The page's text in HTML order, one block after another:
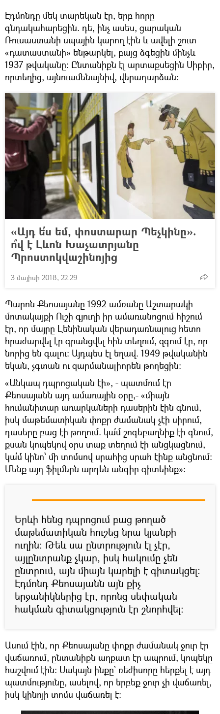
Էդմոնդը մեկ տարեկան էր, երբ հորը
գնդակահարեցին. դե, ինչ ասես, ցարական
Ռուսաստանի սպային կարող էին և ավելի շուտ
«դատաստանի» ենթարկել, բայց ձգեցին մինչև
1937 թվականը։ Ընտանիքն էլ արտաքսեցին Սիբիր,
որտեղից, այնուամենայնիվ, վերադարձան։
«Այդ ե՛ս եմ, փոստարար Պեչկինը».
ո՞վ է Լևոն Խաչատրյանը
Պրոստոկվաշինոյից
3 մայիսի 2018, 22:29
Պարոն Քեոսայանը 1992 ամռանը Աշտարակի
մոտակայքի Ուշի գյուղի իր ամառանոցում հիշում
էր, որ մայրը Լենինական վերադառնալուց հետո
հրաժարվել էր գրանցվել հին տեղում, զգում էր, որ
նորից են գալու։ Այդպես էլ եղավ. 1949 թվականին
եկան, չգտան ու զարմանալիորեն թողեցին։
«Անկապ դպրոցական էի», - պատմում էր
Քեոսայանն այդ ամառային օրը,- «միայն
հումանիտար առարկաների դասերին էին գնում,
իսկ մաթեմատիկան փոքր ժամանակ չէի սիրում,
դասերը բաց էի թողում. կա՛մ շոգեբաղնիք էի գնում,
քսան կոպեկով օրս տաք տեղում էի անցկացնում,
կա՛մ կինո՝ մի տոմսով սրահից սրահ էինք անցնում։
Մենք այդ ֆիլմերն արդեն անգիր գիտեինք»։
Երևի հենց դպրոցում բաց թողած
մաթեմատիկան հուշեց նրա կյանքի
ուղին։ Թեև սա ընտրություն էլ չէր,
այլընտրանք չկար, իսկ հակումը չեն
ընտրում, այն միայն կարելի է գիտակցել։
Էդմոնդ Քեոսայանն այն քիչ
երջանիկներից էր, որոնց սեփական
հակման գիտակցություն էր շնորհվել։
Ասում էին, որ Քեոսայանը փոքր ժամանակ ջուր էր
վաճառում, ընտանիքն աղքատ էր ապրում, կոպեկը
հաշվում էին։ Սակայն ինքը՝ ռեժիսորը հերքել է այդ
պատմությունը, ասելով, որ երբեք ջուր չի վաճառել,
իսկ կինոյի տոմս վաճառել է։